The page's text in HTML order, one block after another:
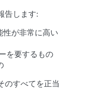
告します:
性が非常に高い
を要するもの
のすべてを正当